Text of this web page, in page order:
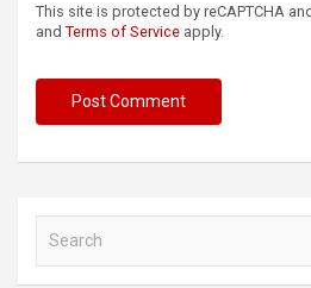
This site is protected by reCAPTCHA
and Terms of Service apply.